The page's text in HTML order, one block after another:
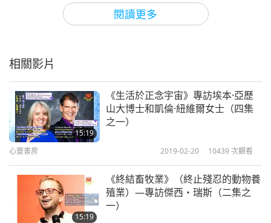
閱讀更多
有動物養殖都是工業化的動物養殖，比如某個飼養場
內就有三萬八千五百頭乳牛。這個飼養場的面積大概
會及環境運動中所扮演的角色。「尤其正因為這是個
如此可怕的產業，我認為藝術能讓我們適度地投入其
中，進而願意正視某些許多人抗拒，甚至敵對的事
物。藝術是眾多，眾多策略的一種，都是在為那些被
這個產業剝削、繁殖、囚禁、屠宰的動物發聲。」
相關影片
15:19
《生活於正念宇宙》專訪埃本·亞歷
山大博士和凱倫·紐維爾女士（四集
之一）
心靈書房 2019-02-20 10439 次觀看
15:19
《終結畜牧業》（終止殘忍的動物養
殖業）—專訪傑西・瑞斯（二集之
一）